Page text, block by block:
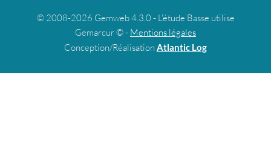
© 2008-2026 Gemweb 4.3.0 - L'étude Basse utilise
Gemarcur © - Mentions légales
Conception/Réalisation Atlantic Log